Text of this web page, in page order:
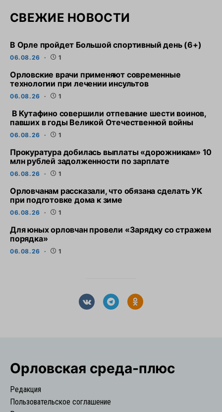
СВЕЖИЕ НОВОСТИ
В Орле пройдет Большой спортивный день (6+)
06.08.26 1
Орловские врачи применяют современные
технологии при лечении инсультов
06.08.26 1
В Кутафино совершили отпевание шести воинов,
павших в годы Великой Отечественной войны
06.08.26 1
Прокуратура добилась выплаты «дорожникам» 10
млн рублей задолженности по зарплате
06.08.26 1
Орловчанам рассказали, что обязана сделать УК
при подготовке дома к зиме
06.08.26 1
Для юных орловчан провели «Зарядку со стражем
порядка»
06.08.26 1
Орловская cреда-плюс
Редакция
Пользовательское соглашение